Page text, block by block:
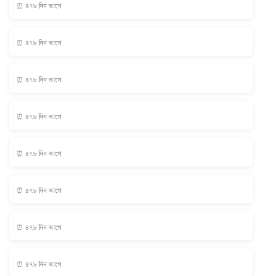
⏰ ৪৭৮ দিন আগে
⏰ ৪৭৮ দিন আগে
⏰ ৪৭৮ দিন আগে
⏰ ৪৭৮ দিন আগে
⏰ ৪৭৮ দিন আগে
⏰ ৪৭৮ দিন আগে
⏰ ৪৭৮ দিন আগে
⏰ ৪৭৮ দিন আগে